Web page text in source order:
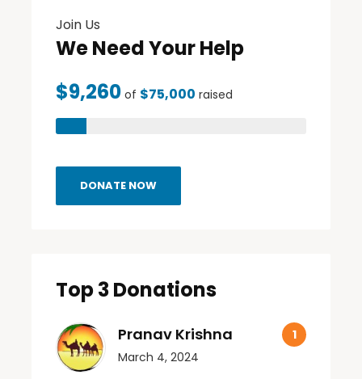
Join Us
We Need Your Help
$9,260 of $75,000 raised
DONATE NOW
Top 3 Donations
Pranav Krishna
March 4, 2024